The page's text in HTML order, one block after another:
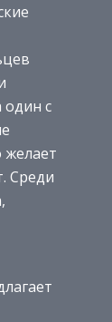
один с
желает
Среди